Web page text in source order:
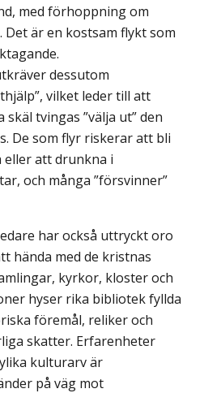
med förhoppning om
är en kostsam flykt som
dessutom
vilket leder till att
tvingas ”välja ut” den
De som flyr riskerar att bli
eller att drunkna i
och många ”försvinner”
har också uttryckt oro
hända med de kristnas
kyrkor, kloster och
hyser rika bibliotek fyllda
föremål, reliker och
skatter. Erfarenheter
kulturarv är
på väg mot